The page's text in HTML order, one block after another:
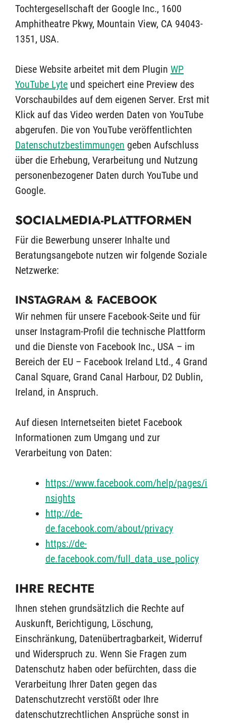
Tochtergesellschaft der Google Inc., 1600
Amphitheatre Pkwy, Mountain View, CA 94043-
1351, USA.
Diese Website arbeitet mit dem Plugin WP
YouTube Lyte und speichert eine Preview des
Vorschaubildes auf dem eigenen Server. Erst mit
Klick auf das Video werden Daten von YouTube
abgerufen. Die von YouTube veröffentlichten
Datenschutzbestimmungen geben Aufschluss
über die Erhebung, Verarbeitung und Nutzung
personenbezogener Daten durch YouTube und
Google.
SOCIALMEDIA-PLATTFORMEN
Für die Bewerbung unserer Inhalte und
Beratungsangebote nutzen wir folgende Soziale
Netzwerke:
INSTAGRAM & FACEBOOK
Wir nehmen für unsere Facebook-Seite und für
unser Instagram-Profil die technische Plattform
und die Dienste von Facebook Inc., USA – im
Bereich der EU – Facebook Ireland Ltd., 4 Grand
Canal Square, Grand Canal Harbour, D2 Dublin,
Ireland, in Anspruch.
Auf diesen Internetseiten bietet Facebook
Informationen zum Umgang und zur
Verarbeitung von Daten:
https://www.facebook.com/help/pages/i
nsights
http://de-
de.facebook.com/about/privacy
https://de-
de.facebook.com/full_data_use_policy
IHRE RECHTE
Ihnen stehen grundsätzlich die Rechte auf
Auskunft, Berichtigung, Löschung,
Einschränkung, Datenübertragbarkeit, Widerruf
und Widerspruch zu. Wenn Sie Fragen zum
Datenschutz haben oder befürchten, dass die
Verarbeitung Ihrer Daten gegen das
Datenschutzrecht verstößt oder Ihre
datenschutzrechtlichen Ansprüche sonst in